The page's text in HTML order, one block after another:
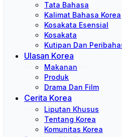
Tata Bahasa
Kalimat Bahasa Korea
Kosakata Esensial
Kosakata
Kutipan Dan
Ulasan Korea
Makanan
Produk
Drama Dan Film
Cerita Korea
Liputan Khusus
Tentang Korea
Komunitas Korea